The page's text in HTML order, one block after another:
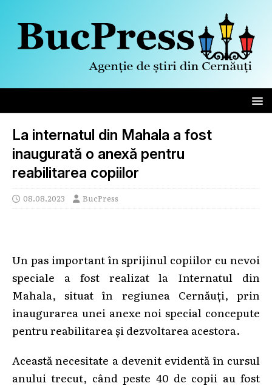
La internatul din Mahala a fost
inaugurată o anexă pentru
reabilitarea copiilor
08.08.2023 BucPress
Un pas important în sprijinul copiilor cu nevoi
speciale a fost realizat la Internatul din
Mahala, situat în regiunea Cernăuți, prin
inaugurarea unei anexe noi special concepute
pentru reabilitarea și dezvoltarea acestora.
Această necesitate a devenit evidentă în cursul
anului trecut, când peste 40 de copii au fost